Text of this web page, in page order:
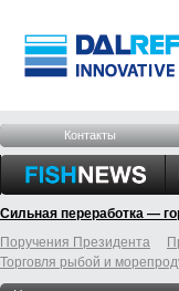
Контакты
Сильная переработка —
Поручения Президента
Торговля рыбой и